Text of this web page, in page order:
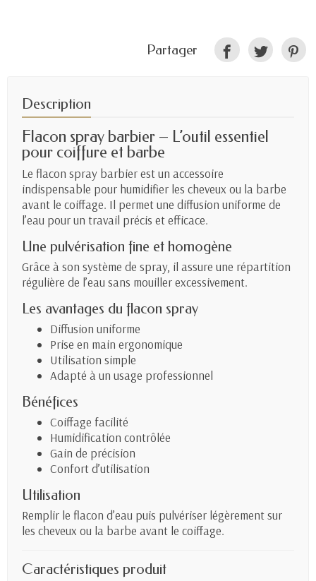
Partager
Description
Flacon spray barbier – L’outil essentiel
pour coiffure et barbe
Le flacon spray barbier est un accessoire
indispensable pour humidifier les cheveux ou la barbe
avant le coiffage. Il permet une diffusion uniforme de
l’eau pour un travail précis et efficace.
Une pulvérisation fine et homogène
Grâce à son système de spray, il assure une répartition
régulière de l’eau sans mouiller excessivement.
Les avantages du flacon spray
Diffusion uniforme
Prise en main ergonomique
Utilisation simple
Adapté à un usage professionnel
Bénéfices
Coiffage facilité
Humidification contrôlée
Gain de précision
Confort d’utilisation
Utilisation
Remplir le flacon d’eau puis pulvériser légèrement sur
les cheveux ou la barbe avant le coiffage.
Caractéristiques produit